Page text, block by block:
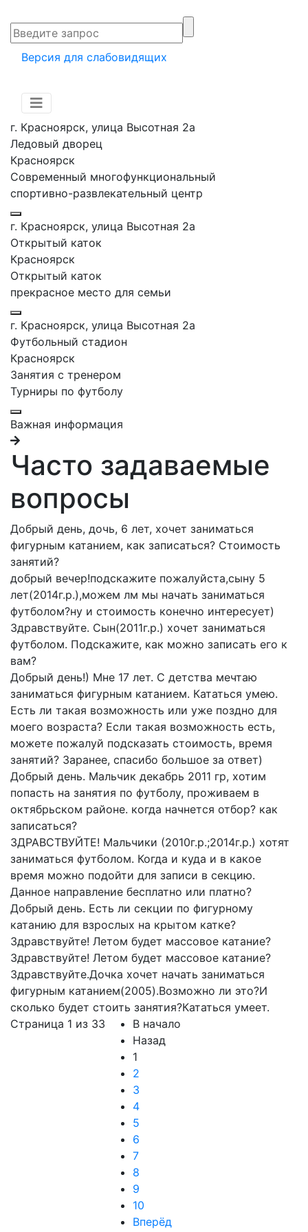
Версия для слабовидящих
г. Красноярск, улица Высотная 2a
Ледовый дворец
Красноярск
Современный многофункциональный
спортивно-развлекательный центр
г. Красноярск, улица Высотная 2a
Открытый каток
Красноярск
Открытый каток
прекрасное место для семьи
г. Красноярск, улица Высотная 2a
Футбольный стадион
Красноярск
Занятия с тренером
Турниры по футболу
Важная информация
Часто задаваемые
вопросы
Добрый день, дочь, 6 лет, хочет заниматься
фигурным катанием, как записаться? Стоимость
занятий?
добрый вечер!подскажите пожалуйста,сыну 5
лет(2014г.р.),можем лм мы начать заниматься
футболом?ну и стоимость конечно интересует)
Здравствуйте. Сын(2011г.р.) хочет заниматься
футболом. Подскажите, как можно записать его к
вам?
Добрый день!) Мне 17 лет. С детства мечтаю
заниматься фигурным катанием. Кататься умею.
Есть ли такая возможность или уже поздно для
моего возраста? Если такая возможность есть,
можете пожалуй подсказать стоимость, время
занятий? Заранее, спасибо большое за ответ)
Добрый день. Мальчик декабрь 2011 гр, хотим
попасть на занятия по футболу, проживаем в
октябрьском районе. когда начнется отбор? как
записаться?
ЗДРАВСТВУЙТЕ! Мальчики (2010г.р.;2014г.р.) хотят
заниматься футболом. Когда и куда и в какое
время можно подойти для записи в секцию.
Данное направление бесплатно или платно?
Добрый день. Есть ли секции по фигурному
катанию для взрослых на крытом катке?
Здравствуйте! Летом будет массовое катание?
Здравствуйте! Летом будет массовое катание?
Здравствуйте.Дочка хочет начать заниматься
фигурным катанием(2005).Возможно ли это?И
сколько будет стоить занятия?Кататься умеет.
Страница 1 из 33
В начало
Назад
1
2
3
4
5
6
7
8
9
10
Вперёд